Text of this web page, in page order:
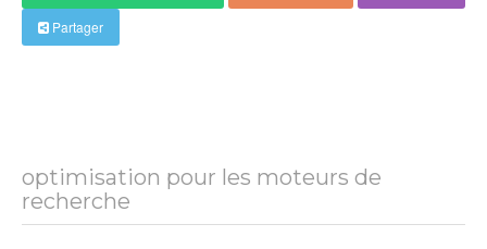
Partager
optimisation pour les moteurs de
recherche